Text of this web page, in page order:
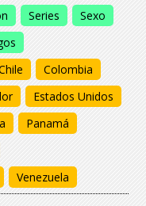
Series
Sexo
Colombia
Estados Unidos
Panamá
Venezuela